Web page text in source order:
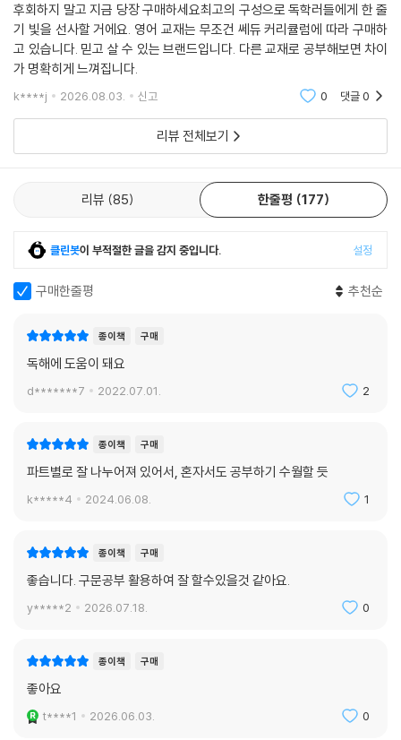
후회하지 말고 지금 당장 구매하세요최고의 구성으로 독학러들에게 한 줄
기 빛을 선사할 거에요. 영어 교재는 무조건 쎄듀 커리큘럼에 따라 구매하
고 있습니다. 믿고 살 수 있는 브랜드입니다. 다른 교재로 공부해보면 차이
가 명확히게 느껴집니다.
k****j 2026.08.03. 신고 0 댓글0
리뷰 전체보기
리뷰 85 한줄평 177
클린봇이 부적절한 글을 감지 중입니다. 설정
구매한줄평 추천순
종이책 구매
독해에 도움이 돼요
d*******7 2022.07.01. 2
종이책 구매
파트별로 잘 나누어져 있어서, 혼자서도 공부하기 수월할 듯
k*****4 2024.06.08. 1
종이책 구매
좋습니다. 구문공부 활용하여 잘 할수있을것 같아요.
y*****2 2026.07.18. 0
종이책 구매
좋아요
t****1 2026.06.03. 0